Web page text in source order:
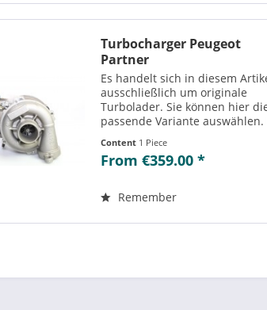
Turbocharger Peugeot
Partner
Es handelt sich in diesem
ausschließlich um originale
Turbolader. Sie können hier
passende Variante auswählen.
Teilenummern“ können Sie die
der ausgewählten Variante
einsehen....
Content 1 Piece
From €359.00 *
Remember